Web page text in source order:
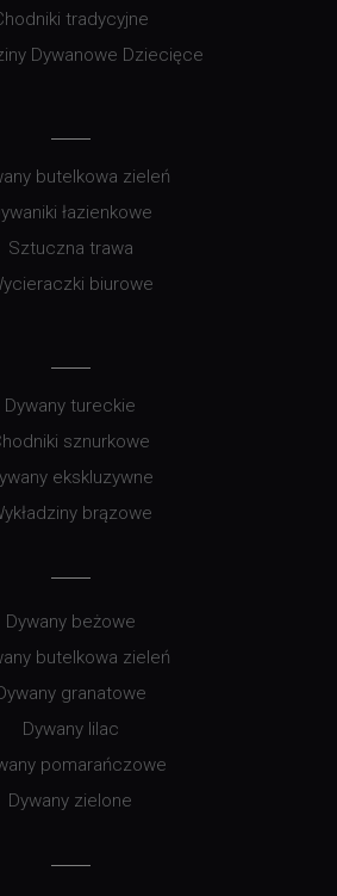
tradycyjne
Dywanowe Dziecięce
butelkowa zieleń
łazienkowe
Sztuczna trawa
biurowe
Dywany tureckie
sznurkowe
ekskluzywne
brązowe
Dywany beżowe
butelkowa zieleń
granatowe
Dywany lilac
pomarańczowe
Dywany zielone